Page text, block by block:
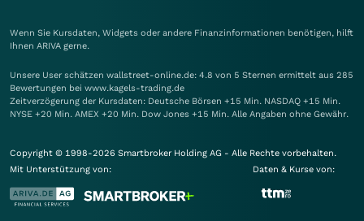
Wenn Sie Kursdaten, Widgets oder andere Finanzinformationen benötigen, hilft
Ihnen ARIVA gerne.
Unsere User schätzen wallstreet-online.de: 4.8 von 5 Sternen ermittelt aus 285
Bewertungen bei www.kagels-trading.de
Zeitverzögerung der Kursdaten: Deutsche Börsen +15 Min. NASDAQ +15 Min.
NYSE +20 Min. AMEX +20 Min. Dow Jones +15 Min. Alle Angaben ohne Gewähr.
Copyright © 1998-2026 Smartbroker Holding AG - Alle Rechte vorbehalten.
Mit Unterstützung von:
Daten & Kurse von: